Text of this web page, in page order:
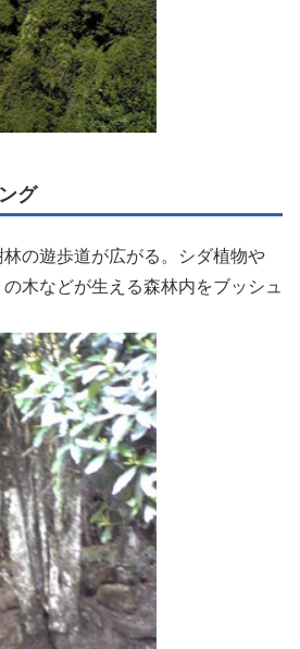
グ
林の遊歩道が広がる。シダ植物や
木などが生える森林内をブッシュ